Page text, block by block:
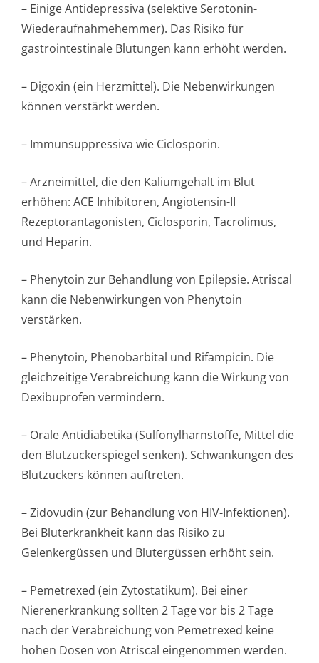
– Einige Antidepressiva (selektive Serotonin-
Wiederaufnahme­hemmer). Das Risiko für
gastrointestinale Blutungen kann erhöht werden.
– Digoxin (ein Herzmittel). Die Nebenwirkungen
können verstärkt werden.
– Immunsuppressiva wie Ciclosporin.
– Arzneimittel, die den Kaliumgehalt im Blut
erhöhen: ACE Inhibitoren, Angiotensin-II
Rezeptorantago­nisten, Ciclosporin, Tacrolimus,
und Heparin.
– Phenytoin zur Behandlung von Epilepsie. Atriscal
kann die Nebenwirkungen von Phenytoin
verstärken.
– Phenytoin, Phenobarbital und Rifampicin. Die
gleichzeitige Verabreichung kann die Wirkung von
Dexibuprofen vermindern.
– Orale Antidiabetika (Sulfonylharns­toffe, Mittel die
den Blutzuckerspiegel senken). Schwankungen des
Blutzuckers können auftreten.
– Zidovudin (zur Behandlung von HIV-Infektionen).
Bei Bluterkrankheit kann das Risiko zu
Gelenkergüssen und Blutergüssen erhöht sein.
– Pemetrexed (ein Zytostatikum). Bei einer
Nierenerkrankung sollten 2 Tage vor bis 2 Tage
nach der Verabreichung von Pemetrexed keine
hohen Dosen von Atriscal eingenommen werden.